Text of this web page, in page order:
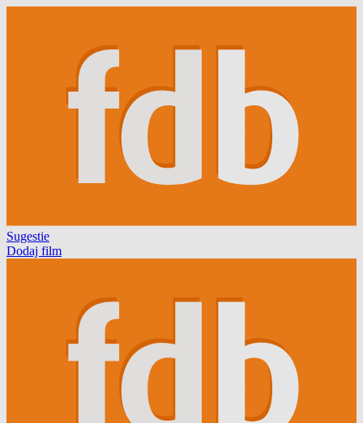
Sugestie
Dodaj film